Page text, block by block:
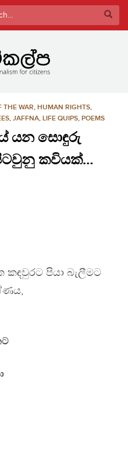
THE WAR, HUMAN RIGHTS,
, JAFFNA, LIFE QUIPS, POEMS
යන සොඳුරු
කවියක්…
පියා බැලීමට